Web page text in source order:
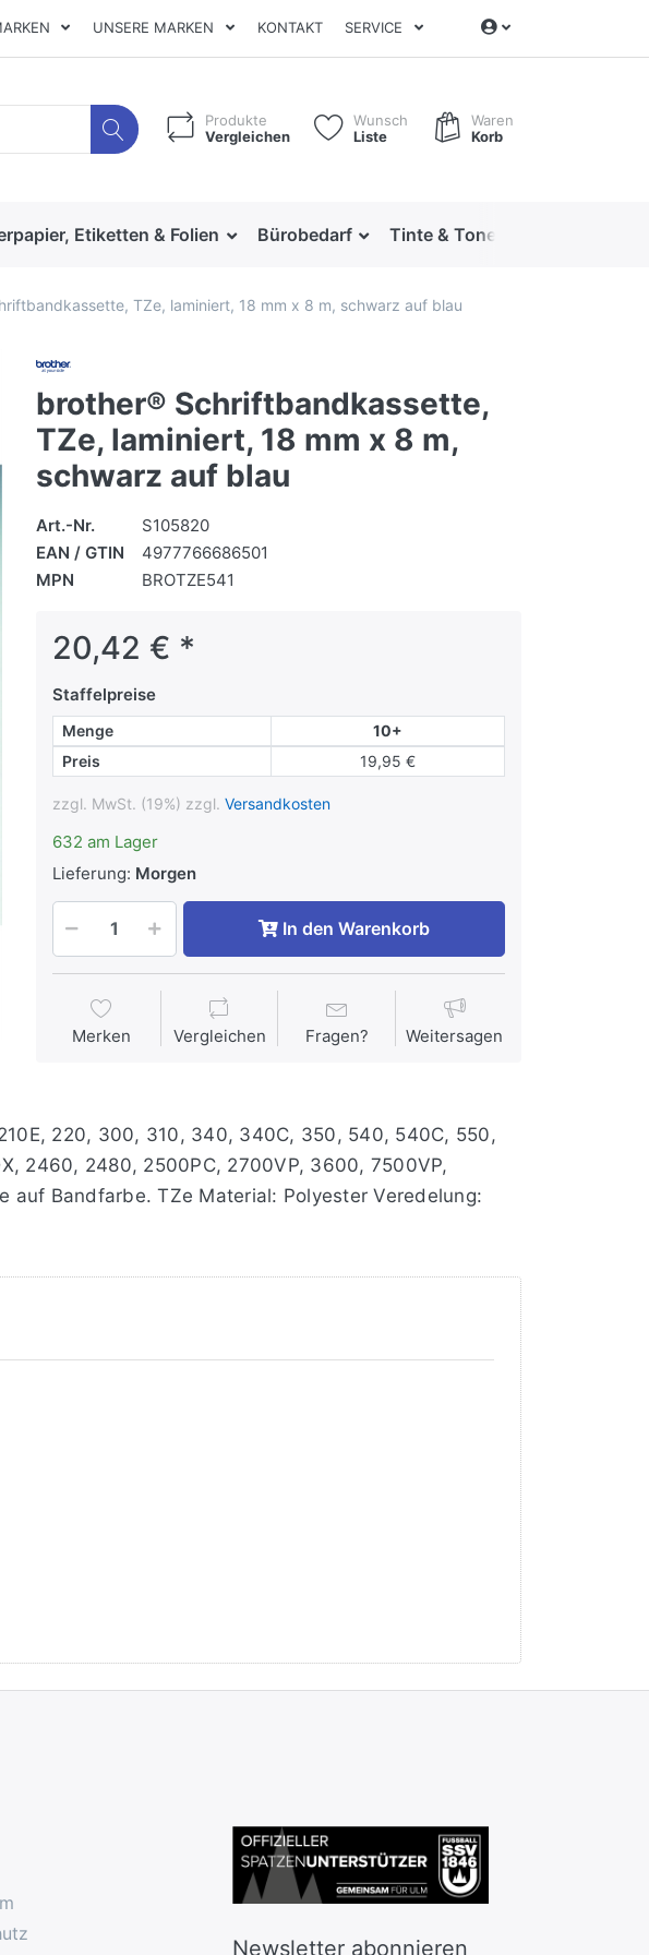
UNSERE MARKEN KONTAKT SERVICE
Produkte
Vergleichen
Wunsch
Liste
Waren
Korb
Etiketten & Folien Bürobedarf Tinte & Toner
TZe, laminiert, 18 mm x 8 m, schwarz auf blau
brother® Schriftbandkassette,
TZe, laminiert, 18 mm x 8 m,
schwarz auf blau
Art.-Nr.
S105820
EAN / GTIN
4977766686501
MPN
BROTZE541
20,42 € *
Staffelpreise
Menge
10+
Preis
19,95 €
zzgl. MwSt. (19%) zzgl. Versandkosten
632 am Lager
Lieferung: Morgen
In den Warenkorb
Merken Vergleichen Fragen? Weitersagen
220, 300, 310, 340, 340C, 350, 540, 540C, 550,
2460, 2480, 2500PC, 2700VP, 3600, 7500VP,
Bandfarbe. TZe Material: Polyester Veredelung:
Newsletter abonnieren